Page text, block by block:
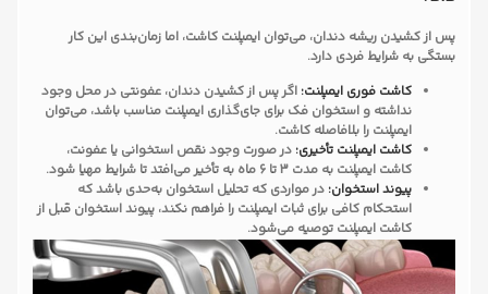
پس از کشیدن ریشه دندان، می‌توان ایمپلنت کاشت، اما زمان‌بندی این کار
بستگی به شرایط فردی دارد.
کاشت فوری ایمپلنت: اگر پس از کشیدن دندان، عفونتی در محل وجود
نداشته و استخوان فک برای جای‌گذاری ایمپلنت مناسب باشد، می‌توان
ایمپلنت را بلافاصله کاشت.
کاشت ایمپلنت تأخیری: در صورت وجود نقص استخوانی یا عفونت،
کاشت ایمپلنت به مدت 3 تا 6 ماه به تأخیر می‌افتد تا شرایط مهیا شود.
پیوند استخوان: در مواردی که تحلیل استخوان به‌حدی باشد که
استحکام کافی برای ثبات ایمپلنت را فراهم نکند، پیوند استخوان قبل از
کاشت ایمپلنت توصیه می‌شود.